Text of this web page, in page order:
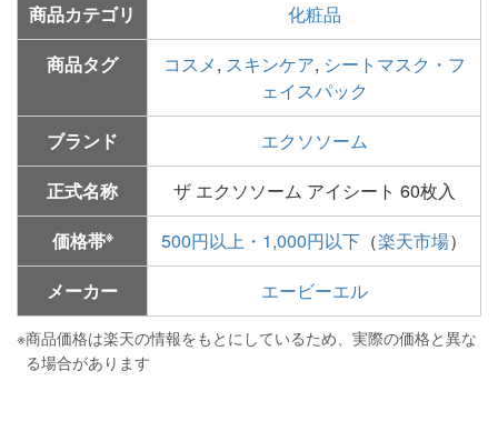
商品カテゴリ
化粧品
商品タグ
コスメ, スキンケア, シートマスク・フ
ェイスパック
ブランド
エクソソーム
正式名称
ザ エクソソーム アイシート 60枚入
価格帯※ 500円以上・1,000円以下 （楽天市場）
メーカー
エービーエル
※商品価格は楽天の情報をもとにしているため、実際の価格と異な
る場合があります